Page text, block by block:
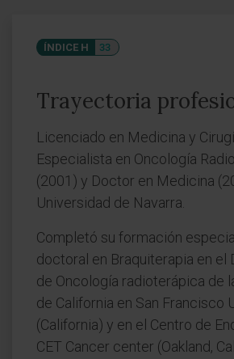
ÍNDICE H 33
Trayectoria
Licenciado en Medicina y
Especialista en Oncología
(2001) y Doctor en Medicina
Universidad de Navarra.
Completó su formación
doctoral en Braquiterapia en el
de Oncología radioterápica de
de California en San Francisco
(California) y en el Centro de
CET Cancer center (Oakland,